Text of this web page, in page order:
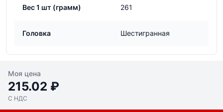
Вес 1 шт (грамм) 261
Головка Шестигранная
Моя цена
215.02 ₽
С НДС